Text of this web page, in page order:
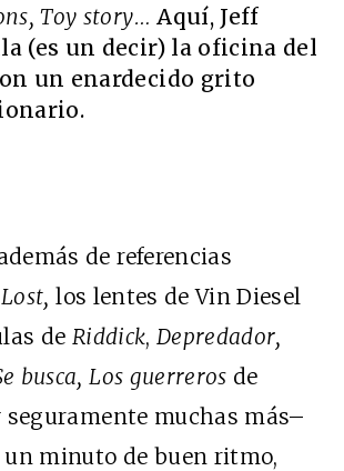
Toy story… Aquí, Jeff
(es un decir) la oficina del
un enardecido grito
de referencias
Lost,los lentes de Vin Diesel
de Riddick, Depredador,
busca, Los guerreros de
muchas más–
minuto de buen ritmo,